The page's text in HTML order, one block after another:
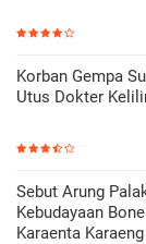
Korban Gempa
Utus Dokter
Sebut Arung
Kebudayaan
Karaenta Karaeng